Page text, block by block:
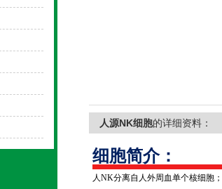
人源NK细胞的详细资料：
细胞简介：
人NK分离自人外周血单个核细胞；